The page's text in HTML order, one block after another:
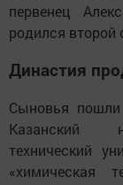
первенец
родился
Династия
Сыновья
Казанский
технический
«химическая